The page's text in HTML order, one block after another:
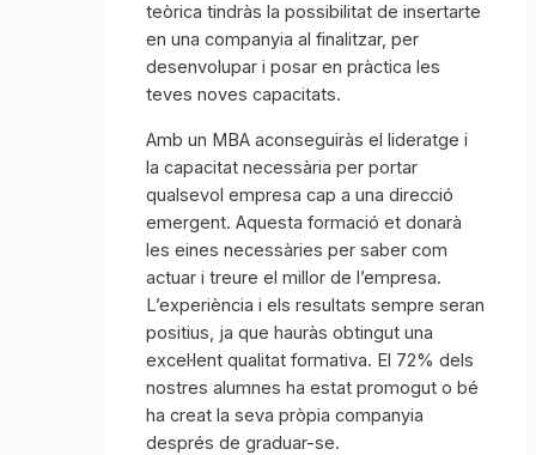
teòrica tindràs la possibilitat de insertarte
en una companyia al finalitzar, per
desenvolupar i posar en pràctica les
teves noves capacitats.
Amb un MBA aconseguiràs el lideratge i
la capacitat necessària per portar
qualsevol empresa cap a una direcció
emergent. Aquesta formació et donarà
les eines necessàries per saber com
actuar i treure el millor de l’empresa.
L’experiència i els resultats sempre seran
positius, ja que hauràs obtingut una
excel·lent qualitat formativa. El 72% dels
nostres alumnes ha estat promogut o bé
ha creat la seva pròpia companyia
després de graduar-se.